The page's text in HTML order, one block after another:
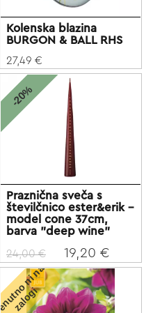
Kolenska blazina
BURGON & BALL RHS
27,49 €
-20%
Praznična sveča s
številčnico ester&erik -
model cone 37cm,
barva "deep wine"
24,00 € 19,20 €
T
r
e
n
u
t
n
o
n
i
n
a
z
a
l
o
g
i